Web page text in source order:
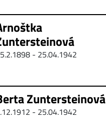
- 25.04.1942
Zuntersteinová
- 25.04.1942